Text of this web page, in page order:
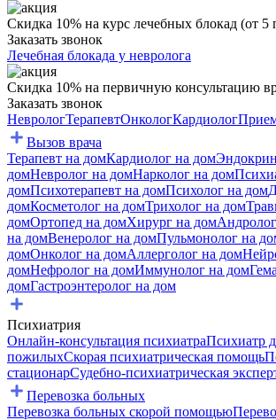
Скидка 10% на курс лечебных блокад (от 5
Заказать звонок
Лечебная блокада у невролога
Скидка 10% на первичную консультацию
Заказать звонок
НеврологТерапевтОнкологКардиолог
Вызов врача
Терапевт на домКардиолог на дом
домНевролог на домНарколог на дом
домПсихотерапевт на домПсихолог на дом
домКосметолог на домТрихолог на дом
домОртопед на домХирург на дом
на домВенеролог на домПульмонолог на
домОнколог на домАллерголог на дом
домНефролог на домИммунолог на дом
домГастроэнтеролог на дом
Психиатрия
Онлайн-консультация психиатраПсихиатр
пожилыхСкорая психиатрическая помощь
стационарСудебно-психиатрическая
Перевозка больных
Перевозка больных скорой помощью